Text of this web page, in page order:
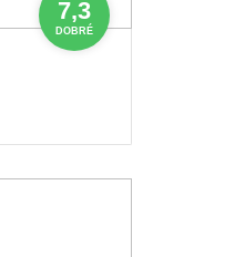
7,3
DOBRÉ